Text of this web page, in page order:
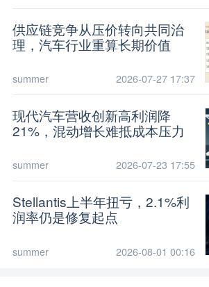
供应链竞争从压价转向共同治
理，汽车行业重算长期价值
summer 2026-07-27 17:37
现代汽车营收创新高利润降
21%，混动增长难抵成本压力
summer 2026-07-23 17:55
Stellantis上半年扭亏，2.1%利
润率仍是修复起点
summer 2026-08-01 00:16